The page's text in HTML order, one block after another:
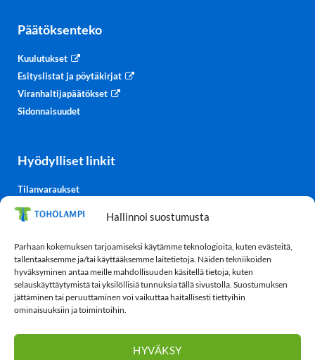
Hallinnoi suostumusta
Parhaan kokemuksen tarjoamiseksi käytämme teknologioita, kuten evästeitä,
tallentaaksemme ja/tai käyttääksemme laitetietoja. Näiden tekniikoiden
hyväksyminen antaa meille mahdollisuuden käsitellä tietoja, kuten
selauskäyttäytymistä tai yksilöllisiä tunnuksia tällä sivustolla. Suostumuksen
jättäminen tai peruuttaminen voi vaikuttaa haitallisesti tiettyihin
ominaisuuksiin ja toimintoihin.
HYVÄKSY
Päätöksenteko
Kuulutukset
Esityslistat ja pöytäkirjat
Viranhaltijapäätökset
Sidonnaisuudet
Hyödylliset linkit
Tilanvaraukset
Kulttuurisali-TV
Säätiedot
TohoTube
Tietosuoja
Evästekäytäntö (EU)